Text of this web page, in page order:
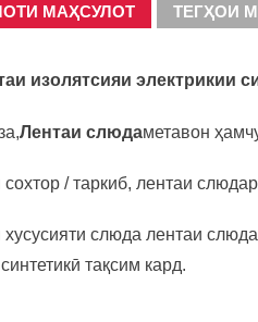
МАҲСУЛОТ ТЕГҲОИ
изолятсияи электрикии
Лентаи слюдаметавон
/ таркиб, лентаи
слюда лентаи
тақсим кард.